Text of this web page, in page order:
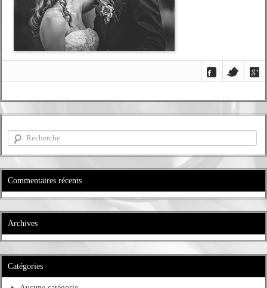
Commentaires récents
Archives
Catégories